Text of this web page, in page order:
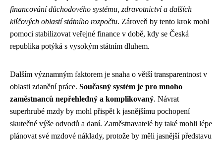
financování důchodového systému, zdravotnictví a dalších
klíčových oblastí státního rozpočtu. Zároveň by tento krok mohl
pomoci stabilizovat veřejné finance v době, kdy se Česká
republika potýká s vysokým státním dluhem.
Dalším významným faktorem je snaha o větší transparentnost v
oblasti zdanění práce. Současný systém je pro mnoho
zaměstnanců nepřehledný a komplikovaný. Návrat
superhrubé mzdy by mohl přispět k jasnějšímu pochopení
skutečné výše odvodů a daní. Zaměstnavatelé by také mohli lépe
plánovat své mzdové náklady, protože by měli jasnější představu